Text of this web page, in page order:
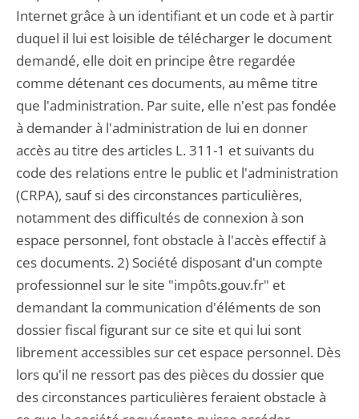
Internet grâce à un identifiant et un code et à partir
duquel il lui est loisible de télécharger le document
demandé, elle doit en principe être regardée
comme détenant ces documents, au même titre
que l'administration. Par suite, elle n'est pas fondée
à demander à l'administration de lui en donner
accès au titre des articles L. 311-1 et suivants du
code des relations entre le public et l'administration
(CRPA), sauf si des circonstances particulières,
notamment des difficultés de connexion à son
espace personnel, font obstacle à l'accès effectif à
ces documents. 2) Société disposant d'un compte
professionnel sur le site "impôts.gouv.fr" et
demandant la communication d'éléments de son
dossier fiscal figurant sur ce site et qui lui sont
librement accessibles sur cet espace personnel. Dès
lors qu'il ne ressort pas des pièces du dossier que
des circonstances particulières feraient obstacle à